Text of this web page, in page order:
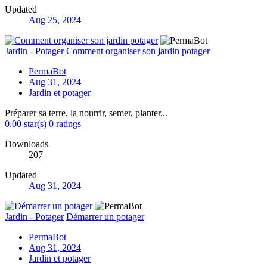
Updated
Aug 25, 2024
Jardin - Potager Comment organiser son jardin potager
PermaBot
Aug 31, 2024
Jardin et potager
Préparer sa terre, la nourrir, semer, planter...
0.00 star(s) 0 ratings
Downloads
207
Updated
Aug 31, 2024
Jardin - Potager Démarrer un potager
PermaBot
Aug 31, 2024
Jardin et potager